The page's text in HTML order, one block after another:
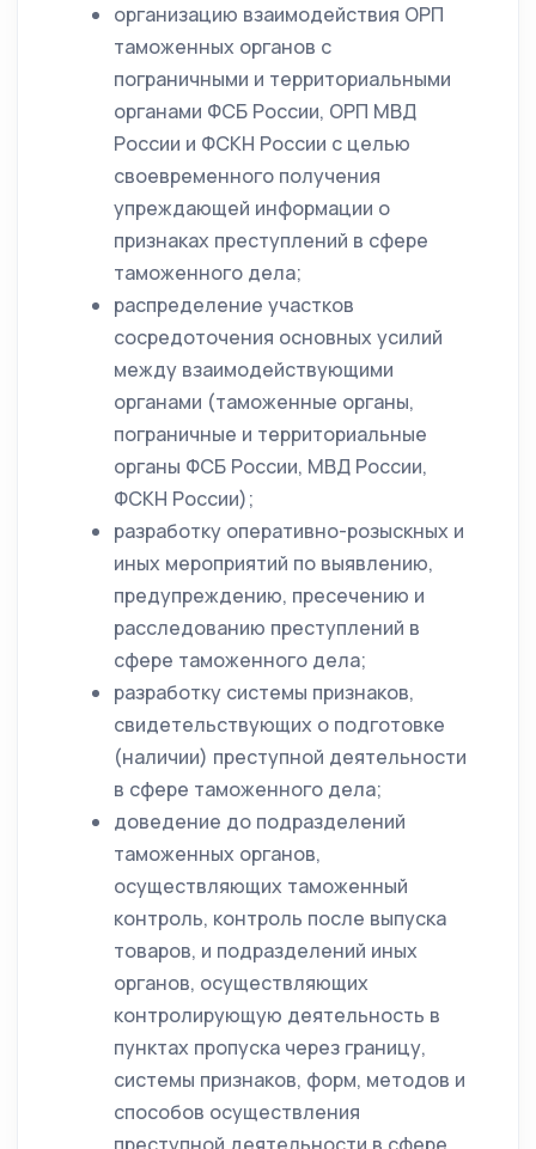
организацию взаимодействия ОРП
таможенных органов с
пограничными и территориальными
органами ФСБ России, ОРП МВД
России и ФСКН России с целью
своевременного получения
упреждающей информации о
признаках преступлений в сфере
таможенного дела;
распределение участков
сосредоточения основных усилий
между взаимодействующими
органами (таможенные органы,
пограничные и территориальные
органы ФСБ России, МВД России,
ФСКН России);
разработку оперативно-розыскных и
иных мероприятий по выявлению,
предупреждению, пресечению и
расследованию преступлений в
сфере таможенного дела;
разработку системы признаков,
свидетельствующих о подготовке
(наличии) преступной деятельности
в сфере таможенного дела;
доведение до подразделений
таможенных органов,
осуществляющих таможенный
контроль, контроль после выпуска
товаров, и подразделений иных
органов, осуществляющих
контролирующую деятельность в
пунктах пропуска через границу,
системы признаков, форм, методов и
способов осуществления